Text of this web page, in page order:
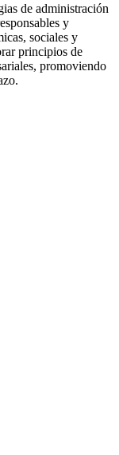
de administración
y
sociales y
principios de
promoviendo